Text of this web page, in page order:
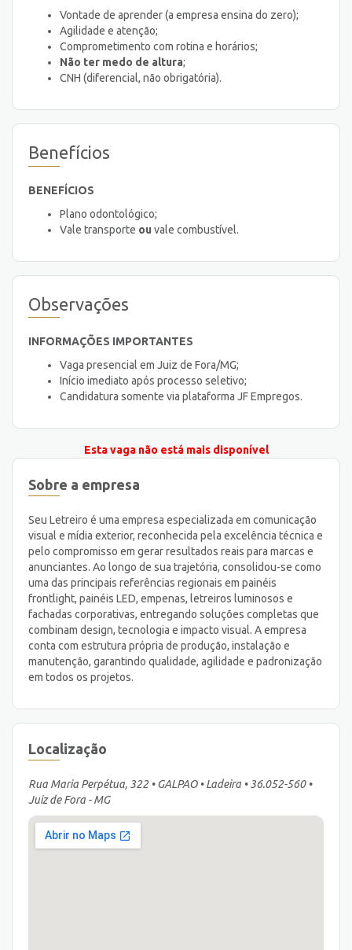
Vontade de aprender (a empresa ensina do zero);
Agilidade e atenção;
Comprometimento com rotina e horários;
Não ter medo de altura;
CNH (diferencial, não obrigatória).
Benefícios
BENEFÍCIOS
Plano odontológico;
Vale transporte ou vale combustível.
Observações
INFORMAÇÕES IMPORTANTES
Vaga presencial em Juiz de Fora/MG;
Início imediato após processo seletivo;
Candidatura somente via plataforma JF Empregos.
Esta vaga não está mais disponível
Sobre a empresa
Seu Letreiro é uma empresa especializada em comunicação
visual e mídia exterior, reconhecida pela excelência técnica e
pelo compromisso em gerar resultados reais para marcas e
anunciantes. Ao longo de sua trajetória, consolidou-se como
uma das principais referências regionais em painéis
frontlight, painéis LED, empenas, letreiros luminosos e
fachadas corporativas, entregando soluções completas que
combinam design, tecnologia e impacto visual. A empresa
conta com estrutura própria de produção, instalação e
manutenção, garantindo qualidade, agilidade e padronização
em todos os projetos.
Localização
Rua Maria Perpétua, 322 • GALPAO • Ladeira • 36.052-560 •
Juiz de Fora - MG